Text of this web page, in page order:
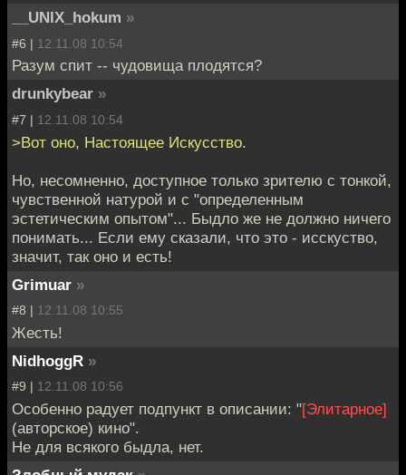
__UNIX_hokum »
#6 | 12.11.08 10:54
Разум спит -- чудовища плодятся?
drunkybear »
#7 | 12.11.08 10:54
>Вот оно, Настоящее Искусство.
Но, несомненно, доступное только зрителю с тонкой,
чувственной натурой и с "определенным
эстетическим опытом"... Быдло же не должно ничего
понимать... Если ему сказали, что это - исскуство,
значит, так оно и есть!
Grimuar »
#8 | 12.11.08 10:55
Жесть!
NidhoggR »
#9 | 12.11.08 10:56
Особенно радует подпункт в описании: "[Элитарное]
(авторское) кино".
Не для всякого быдла, нет.